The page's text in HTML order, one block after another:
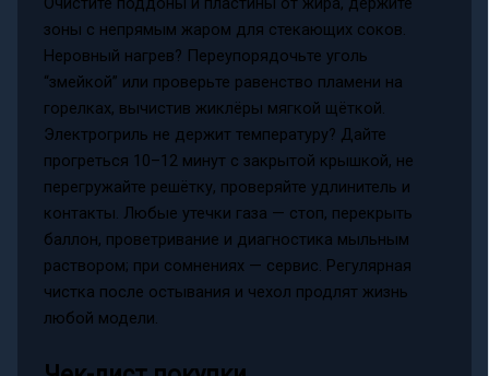
зоны с непрямым жаром для стекающих соков.
Неровный нагрев? Переупорядочьте уголь
“змейкой” или проверьте равенство пламени на
горелках, вычистив жиклёры мягкой щёткой.
Электрогриль не держит температуру? Дайте
прогреться 10–12 минут с закрытой крышкой, не
перегружайте решётку, проверяйте удлинитель и
контакты. Любые утечки газа — стоп, перекрыть
баллон, проветривание и диагностика мыльным
раствором; при сомнениях — сервис. Регулярная
чистка после остывания и чехол продлят жизнь
любой модели.